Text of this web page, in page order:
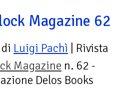
Magazine 62
Luigi Pachì | Rivista
Magazine n. 62 -
Delos Books